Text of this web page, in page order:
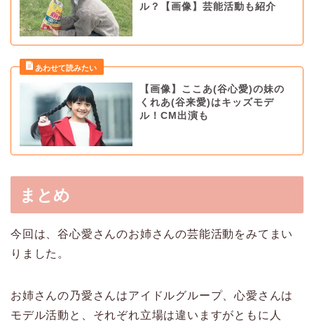
ル？【画像】芸能活動も紹介
【画像】ここあ(谷心愛)の妹の
くれあ(谷来愛)はキッズモデ
ル！CM出演も
まとめ
今回は、谷心愛さんのお姉さんの芸能活動をみてまい
りました。
お姉さんの乃愛さんはアイドルグループ、心愛さんは
モデル活動と、それぞれ立場は違いますがともに人